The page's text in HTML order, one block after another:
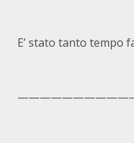
E’ stato tanto tempo